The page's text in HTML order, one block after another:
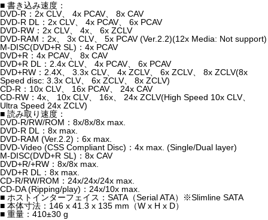
■ 書き込み速度：
DVD-R：2x CLV、 4x PCAV、 8x CAV
DVD-R DL：2x CLV、 4x PCAV、 6x PCAV
DVD-RW：2x CLV、 4x、 6x ZCLV
DVD-RAM：2x、 3x CLV、 5x PCAV (Ver.2.2)(12x Media: Not support)
M-DISC(DVD+R SL)：4x PCAV
DVD+R：4x PCAV、 8x CAV
DVD+R DL：2.4x CLV、 4x PCAV、 6x PCAV
DVD+RW：2.4X、 3.3x CLV、 4x ZCLV、 6x ZCLV、 8x ZCLV(8x
Speed disc: 3.3x CLV、 6x ZCLV、 8x ZCLV)
CD-R：10x CLV、 16x PCAV、 24x CAV
CD-RW：4x、 10x CLV、 16x、 24x ZCLV(High Speed 10x CLV、
Ultra Speed 24x ZCLV)
■ 読み取り速度：
DVD-R/RW/ROM：8x/8x/8x max.
DVD-R DL：8x max.
DVD-RAM (Ver.2.2)：6x max.
DVD-Video (CSS Compliant Disc)：4x max. (Single/Dual layer)
M-DISC(DVD+R SL)：8x CAV
DVD+R/+RW：8x/8x max.
DVD+R DL：8x max.
CD-R/RW/ROM：24x/24x/24x max.
CD-DA (Ripping/play)：24x/10x max.
■ ホストインターフェイス：SATA（Serial ATA）※Slimline SATA
■ 本体寸法：146 x 41.3 x 135 mm（W x H x D）
■ 重量：410±30 g